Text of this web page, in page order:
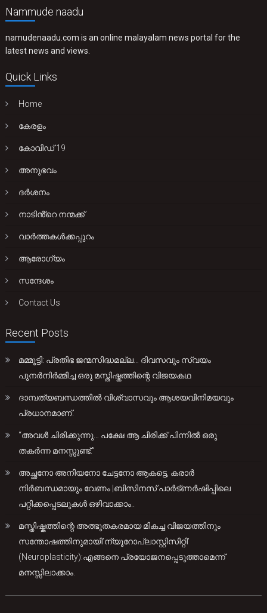
Nammude naadu
namudenaadu.com is an online malayalam news portal for the
latest news and views.
Quick Links
Home
കേരളം
കോവിഡ് 19
അനുഭവം
ദർശനം
നാടിൻ്റെ നന്മക്ക്
വാർത്തകൾക്കപ്പുറം
ആരോഗ്യം
സന്ദേശം
Contact Us
Recent Posts
മമ്മൂട്ടി: പ്രതിഭ ജന്മസിദ്ധമല്ല… ദിവസവും സ്വയം
പുനർനിർമ്മിച്ച ഒരു മസ്തിഷ്കത്തിന്റെ വിജയകഥ
ദാമ്പത്യബന്ധത്തിൽ വിശ്വാസവും ആശയവിനിമയവും
പ്രധാനമാണ്.
“അവൾ ചിരിക്കുന്നു… പക്ഷേ ആ ചിരിക്ക് പിന്നിൽ ഒരു
തകർന്ന മനസ്സുണ്ട്.”
അച്ഛനോ അനിയനോ ചേട്ടനോ ആകട്ടെ, കരാർ
നിർബന്ധമായും വേണം |ബിസിനസ് പാർട്ണർഷിപ്പിലെ
പറ്റിക്കപ്പെടലുകൾ ഒഴിവാക്കാം..
മസ്തിഷ്കത്തിന്റെ അത്ഭുതകരമായ മികച്ച വിജയത്തിനും
സന്തോഷത്തിനുമായി’ന്യൂറോപ്ലാസ്റ്റിസിറ്റി’
(Neuroplasticity):എങ്ങനെ പ്രയോജനപ്പെടുത്താമെന്ന്
മനസ്സിലാക്കാം.